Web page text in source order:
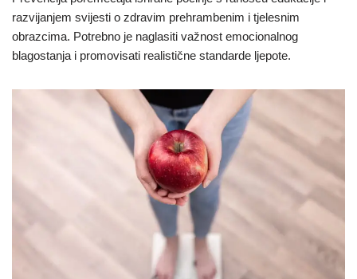
razvijanjem svijesti o zdravim prehrambenim i tjelesnim
obrazcima. Potrebno je naglasiti važnost emocionalnog
blagostanja i promovisati realistične standarde ljepote.